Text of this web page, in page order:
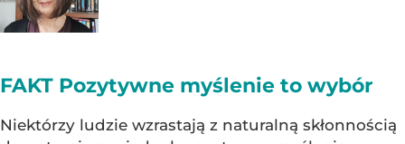
FAKT Pozytywne myślenie to wybór
Niektórzy ludzie wzrastają z naturalną skłonnością